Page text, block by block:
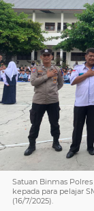
Satuan Binmas
kepada para pelajar
(16/7/2025).